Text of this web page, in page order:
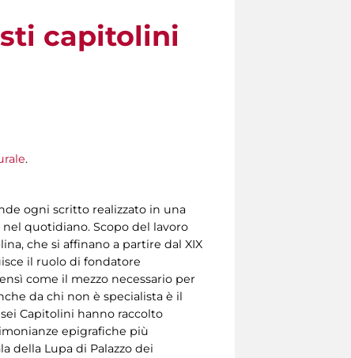
capitolini
.
ogni scritto realizzato in una
quotidiano. Scopo del lavoro
che si affinano a partire dal XIX
il ruolo di fondatore
come il mezzo necessario per
da chi non è specialista è il
Capitolini hanno raccolto
epigrafiche più
della Lupa di Palazzo dei